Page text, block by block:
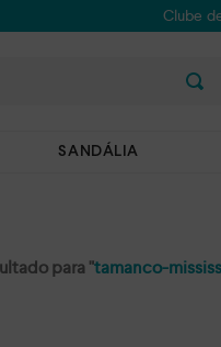
Clube
SANDÁLIA
para "tamanco-